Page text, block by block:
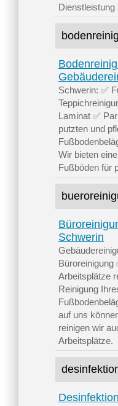
Dienstleistung
Schwerin: ✅
Laminat ✅
putzten und
Wir bieten
Fußböden für
Schwerin
Büroreinigung
Arbeitsplätze
Reinigung
auf uns
reinigen wir
Arbeitsplätze.